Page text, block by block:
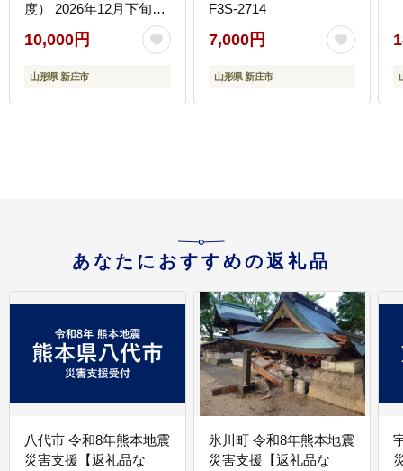
度） 2026年12月下旬か
ら順次発送 新年 新春 元
旦 正月 飾り 年末 年内
桜 さくら 植物 花 贈答
ト 自宅 家庭 F3S-2708
10,000円
山形県 新庄市
F3S-2714
7,000円
山形県 新庄市
あなたにおすすめの返礼品
八代市 令和8年熊本地震
災害支援【返礼品な
氷川町 令和8年熊本地震
災害支援【返礼品な